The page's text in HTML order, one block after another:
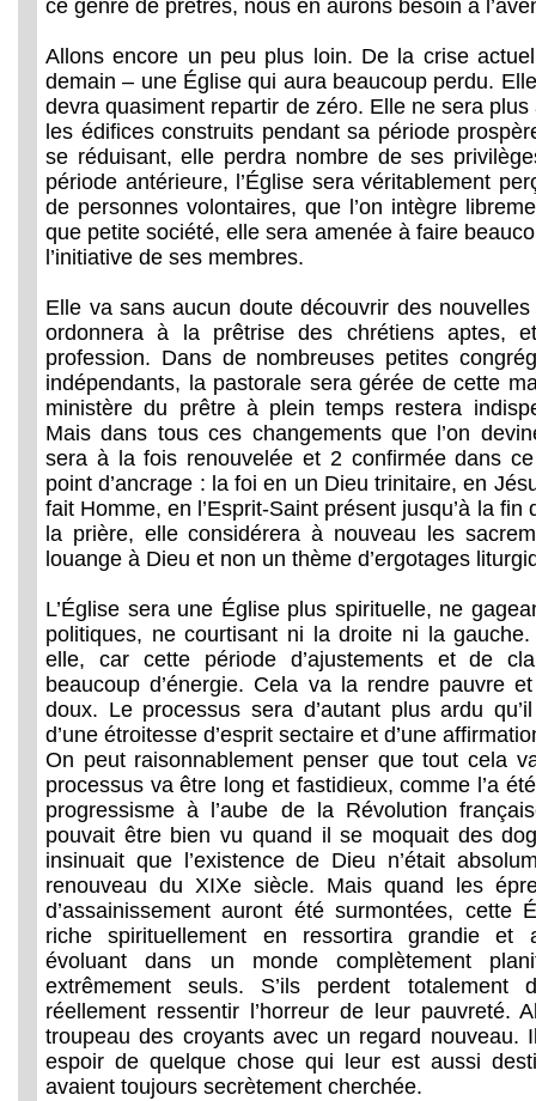
ce genre de prêtres, nous en aurons besoin à
Allons encore un peu plus loin. De la crise
demain – une Église qui aura beaucoup perdu.
devra quasiment repartir de zéro. Elle ne sera
les édifices construits pendant sa période
se réduisant, elle perdra nombre de ses
période antérieure, l’Église sera véritablement
de personnes volontaires, que l’on intègre
que petite société, elle sera amenée à faire
l’initiative de ses membres.
Elle va sans aucun doute découvrir des
ordonnera à la prêtrise des chrétiens aptes,
profession. Dans de nombreuses petites
indépendants, la pastorale sera gérée de cette
ministère du prêtre à plein temps restera
Mais dans tous ces changements que l’on
sera à la fois renouvelée et 2 confirmée dans
point d’ancrage : la foi en un Dieu trinitaire, en
fait Homme, en l’Esprit-Saint présent jusqu’à la
la prière, elle considérera à nouveau les
louange à Dieu et non un thème d’ergotages
L’Église sera une Église plus spirituelle, ne
politiques, ne courtisant ni la droite ni la
elle, car cette période d’ajustements et de
beaucoup d’énergie. Cela va la rendre pauvre
doux. Le processus sera d’autant plus ardu
d’une étroitesse d’esprit sectaire et d’une
On peut raisonnablement penser que tout cela
processus va être long et fastidieux, comme l’a
progressisme à l’aube de la Révolution
pouvait être bien vu quand il se moquait des
insinuait que l’existence de Dieu n’était
renouveau du XIXe siècle. Mais quand les
d’assainissement auront été surmontées, cette
riche spirituellement en ressortira grandie et
évoluant dans un monde complètement
extrêmement seuls. S’ils perdent
réellement ressentir l’horreur de leur pauvreté.
troupeau des croyants avec un regard nouveau.
espoir de quelque chose qui leur est aussi
avaient toujours secrètement cherchée.